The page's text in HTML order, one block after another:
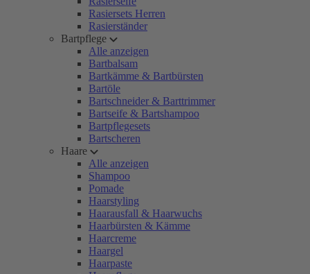
Rasiersets Herren
Rasierständer
Bartpflege
Alle anzeigen
Bartbalsam
Bartkämme & Bartbürsten
Bartöle
Bartschneider & Barttrimmer
Bartseife & Bartshampoo
Bartpflegesets
Bartscheren
Haare
Alle anzeigen
Shampoo
Pomade
Haarstyling
Haarausfall & Haarwuchs
Haarbürsten & Kämme
Haarcreme
Haargel
Haarpaste